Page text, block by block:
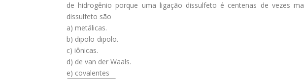
de hidrogênio porque uma ligação dissulfeto é centenas de vezes
dissulfeto são
a) metálicas.
b) dipolo-dipolo.
c) iônicas.
d) de van der Waals.
e) covalentes